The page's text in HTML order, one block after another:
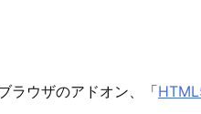
ラウザのアドオン、「